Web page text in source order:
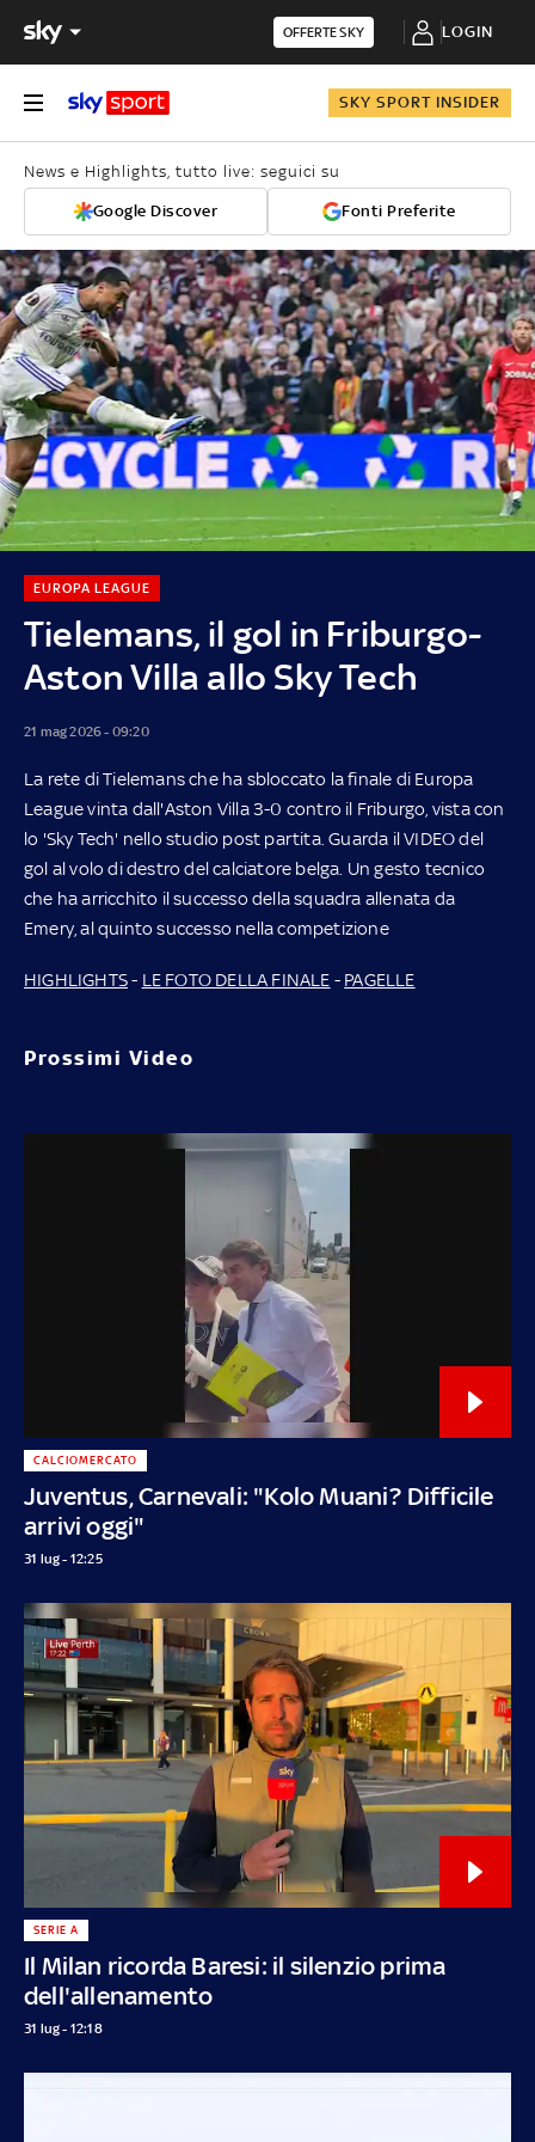
OFFERTE SKY LOGIN
SKY SPORT INSIDER
News e Highlights, tutto live: seguici su
Google Discover Fonti Preferite
Tielemans, il gol in Friburgo-
Aston Villa allo Sky Tech
EUROPA LEAGUE
21 mag 2026 - 09:20
La rete di Tielemans che ha sbloccato la finale di Europa
League vinta dall'Aston Villa 3-0 contro il Friburgo, vista con
lo 'Sky Tech' nello studio post partita. Guarda il VIDEO del
gol al volo di destro del calciatore belga. Un gesto tecnico
che ha arricchito il successo della squadra allenata da
Emery, al quinto successo nella competizione
HIGHLIGHTS- LE FOTO DELLA FINALE - PAGELLE
Prossimi Video
Juventus, Carnevali: "Kolo Muani? Difficile
arrivi oggi"
CALCIOMERCATO
31 lug - 12:25
Il Milan ricorda Baresi: il silenzio prima
dell'allenamento
SERIE A
31 lug - 12:18